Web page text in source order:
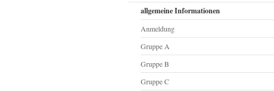
allgemeine Informationen
Anmeldung
Gruppe A
Gruppe B
Gruppe C